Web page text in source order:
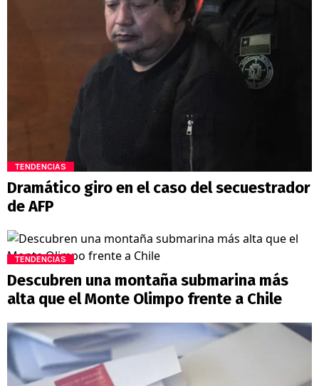
TENDENCIAS
Dramático giro en el caso del secuestrador
de AFP
TENDENCIAS
Descubren una montaña submarina más
alta que el Monte Olimpo frente a Chile